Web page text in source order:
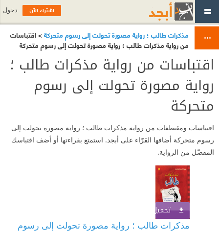
مذكرات طالب ؛ رواية مصورة تحولت إلى رسوم متحركة> اقتباسات
من رواية مذكرات طالب ؛ رواية مصورة تحولت إلى رسوم متحركة
اقتباسات من رواية مذكرات طالب ؛
رواية مصورة تحولت إلى رسوم
متحركة
اقتباسات ومقتطفات من رواية مذكرات طالب ؛ رواية مصورة تحولت إلى
رسوم متحركة أضافها القرّاء على أبجد. استمتع بقراءتها أو أضف اقتباسك
المفضّل من الرواية.
تحميل الكتاب
مذكرات طالب ؛ رواية مصورة تحولت إلى رسوم
اشترك الآن دخول